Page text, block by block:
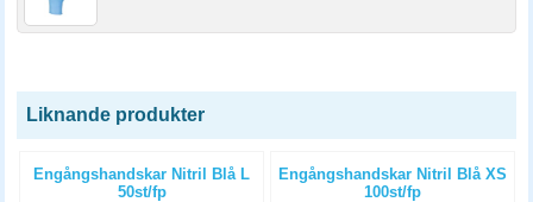
Liknande produkter
Engångshandskar Nitril Blå L
50st/fp
Engångshandskar Nitril Blå XS
100st/fp